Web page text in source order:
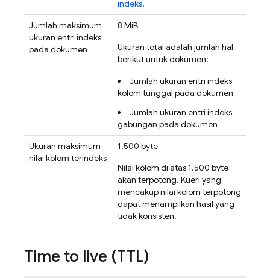
indeks.
Jumlah maksimum
ukuran entri indeks
pada dokumen
8 MiB
Ukuran total adalah jumlah hal
berikut untuk dokumen:
Jumlah ukuran entri indeks
kolom tunggal pada dokumen
Jumlah ukuran entri indeks
gabungan pada dokumen
Ukuran maksimum
nilai kolom terindeks
1.500 byte
Nilai kolom di atas 1.500 byte
akan terpotong. Kueri yang
mencakup nilai kolom terpotong
dapat menampilkan hasil yang
tidak konsisten.
Time to live (TTL)